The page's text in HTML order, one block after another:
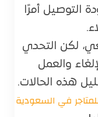
التوصيل أمرًا
لكن التحدي
والعمل
هذه الحالات.
في السعودية